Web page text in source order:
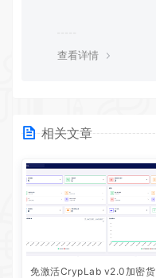
查看详情
相关文章
免激活CrypLab v2.0加密货